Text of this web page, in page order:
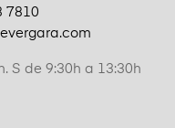
7810
S de 9:30h a 13:30h